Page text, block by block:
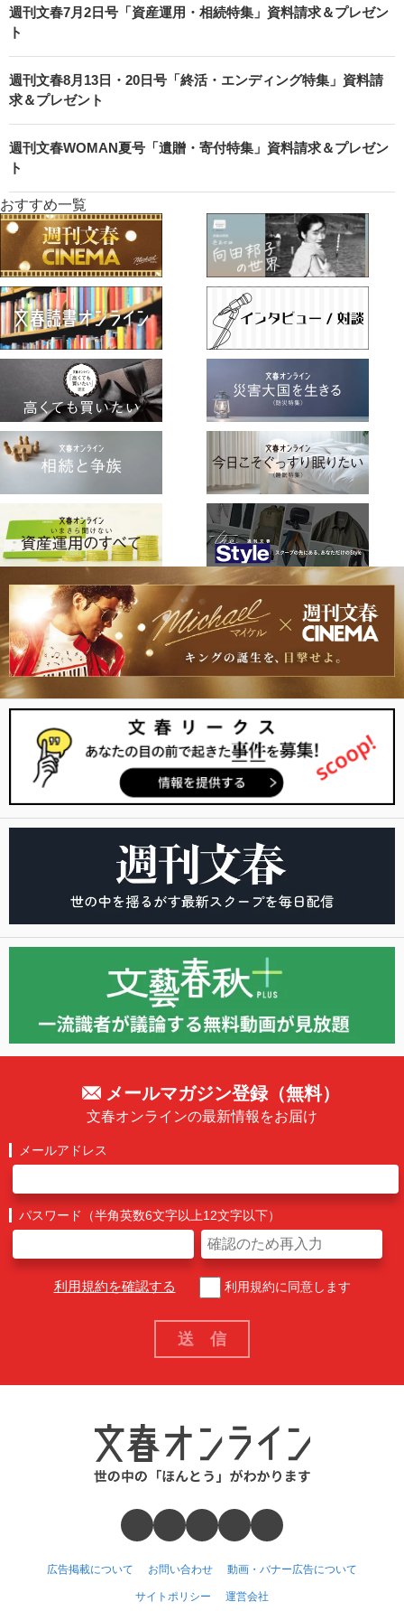
週刊文春7月2日号「資産運用・相続特集」資料請求＆プレゼン
ト
週刊文春8月13日・20日号「終活・エンディング特集」資料請
求＆プレゼント
週刊文春WOMAN夏号「遺贈・寄付特集」資料請求＆プレゼン
ト
おすすめ一覧
メールマガジン登録（無料）
文春オンラインの最新情報をお届け
メールアドレス
パスワード（半角英数6文字以上12文字以下）
利用規約を確認する 利用規約に同意します
広告掲載について お問い合わせ 動画・バナー広告について
サイトポリシー 運営会社